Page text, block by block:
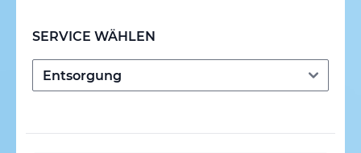
SERVICE WÄHLEN